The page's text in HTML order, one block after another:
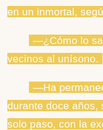
en un inmortal,
―¿Cómo lo
vecinos al unísono.
―Ha
durante doce años,
solo paso, con la